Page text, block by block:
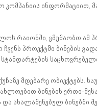
კომპანიის ინფორმაციით,
რაიონში, ვმუშაობთ ამ
პროექტში ბინების
მდებარე ობიექტებს.
ბინების ერთი-
ახალაშენებულ ბინებში